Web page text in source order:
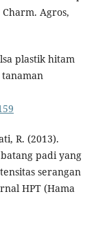
Agros,
plastik hitam
R. (2013).
padi yang
serangan
HPT (Hama